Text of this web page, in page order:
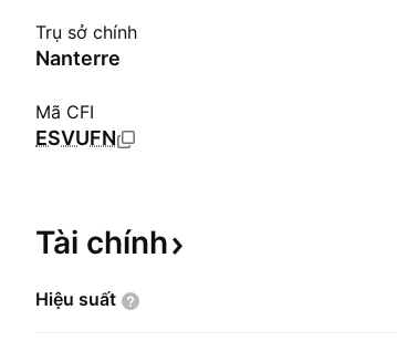
Trụ sở chính
Nanterre
Mã CFI
ESVUFN
Tài chính
Hiệu suất